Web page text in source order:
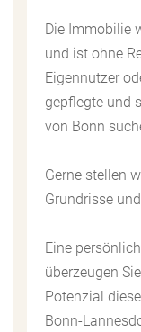
Die Immobilie
und ist ohne
Eigennutzer
gepflegte und
von Bonn
Gerne stellen
Grundrisse
Eine
überzeugen
Potenzial
Bonn-